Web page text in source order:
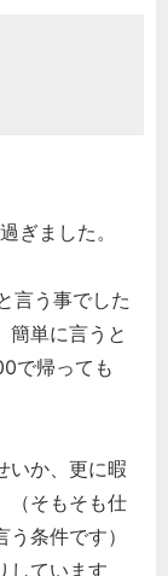
ぎました。
言う事でした
簡単に言うと
で帰っても
いか、更に暇
（そもそも仕
条件です）
しています